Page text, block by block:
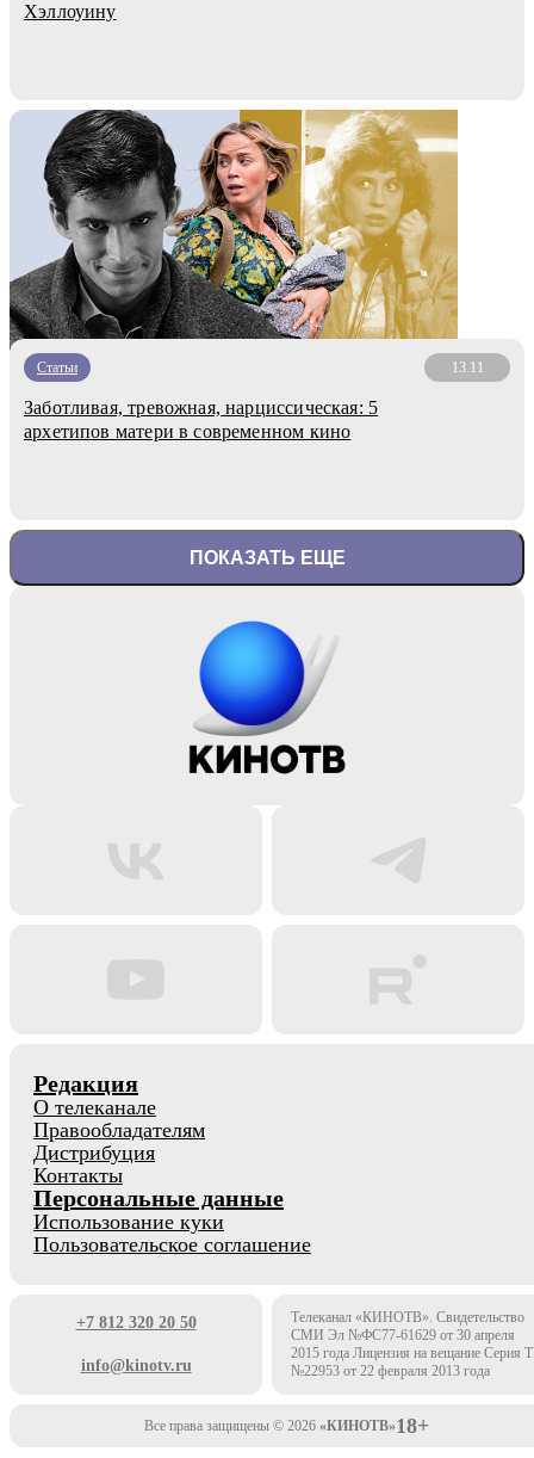
Хэллоуину
Статьи 13.11
Заботливая, тревожная, нарциссическая: 5
архетипов матери в современном кино
ПОКАЗАТЬ ЕЩЕ
Редакция
О телеканале
Правообладателям
Дистрибуция
Контакты
Персональные данные
Использование куки
Пользовательское соглашение
+7 812 320 20 50
info@kinotv.ru
Телеканал «КИНОТВ». Свидетельство
СМИ Эл №ФС77-61629 от 30 апреля
2015 года Лицензия на вещание Серия
№22953 от 22 февраля 2013 года
Все права защищены © 2026 «КИНОТВ»18+